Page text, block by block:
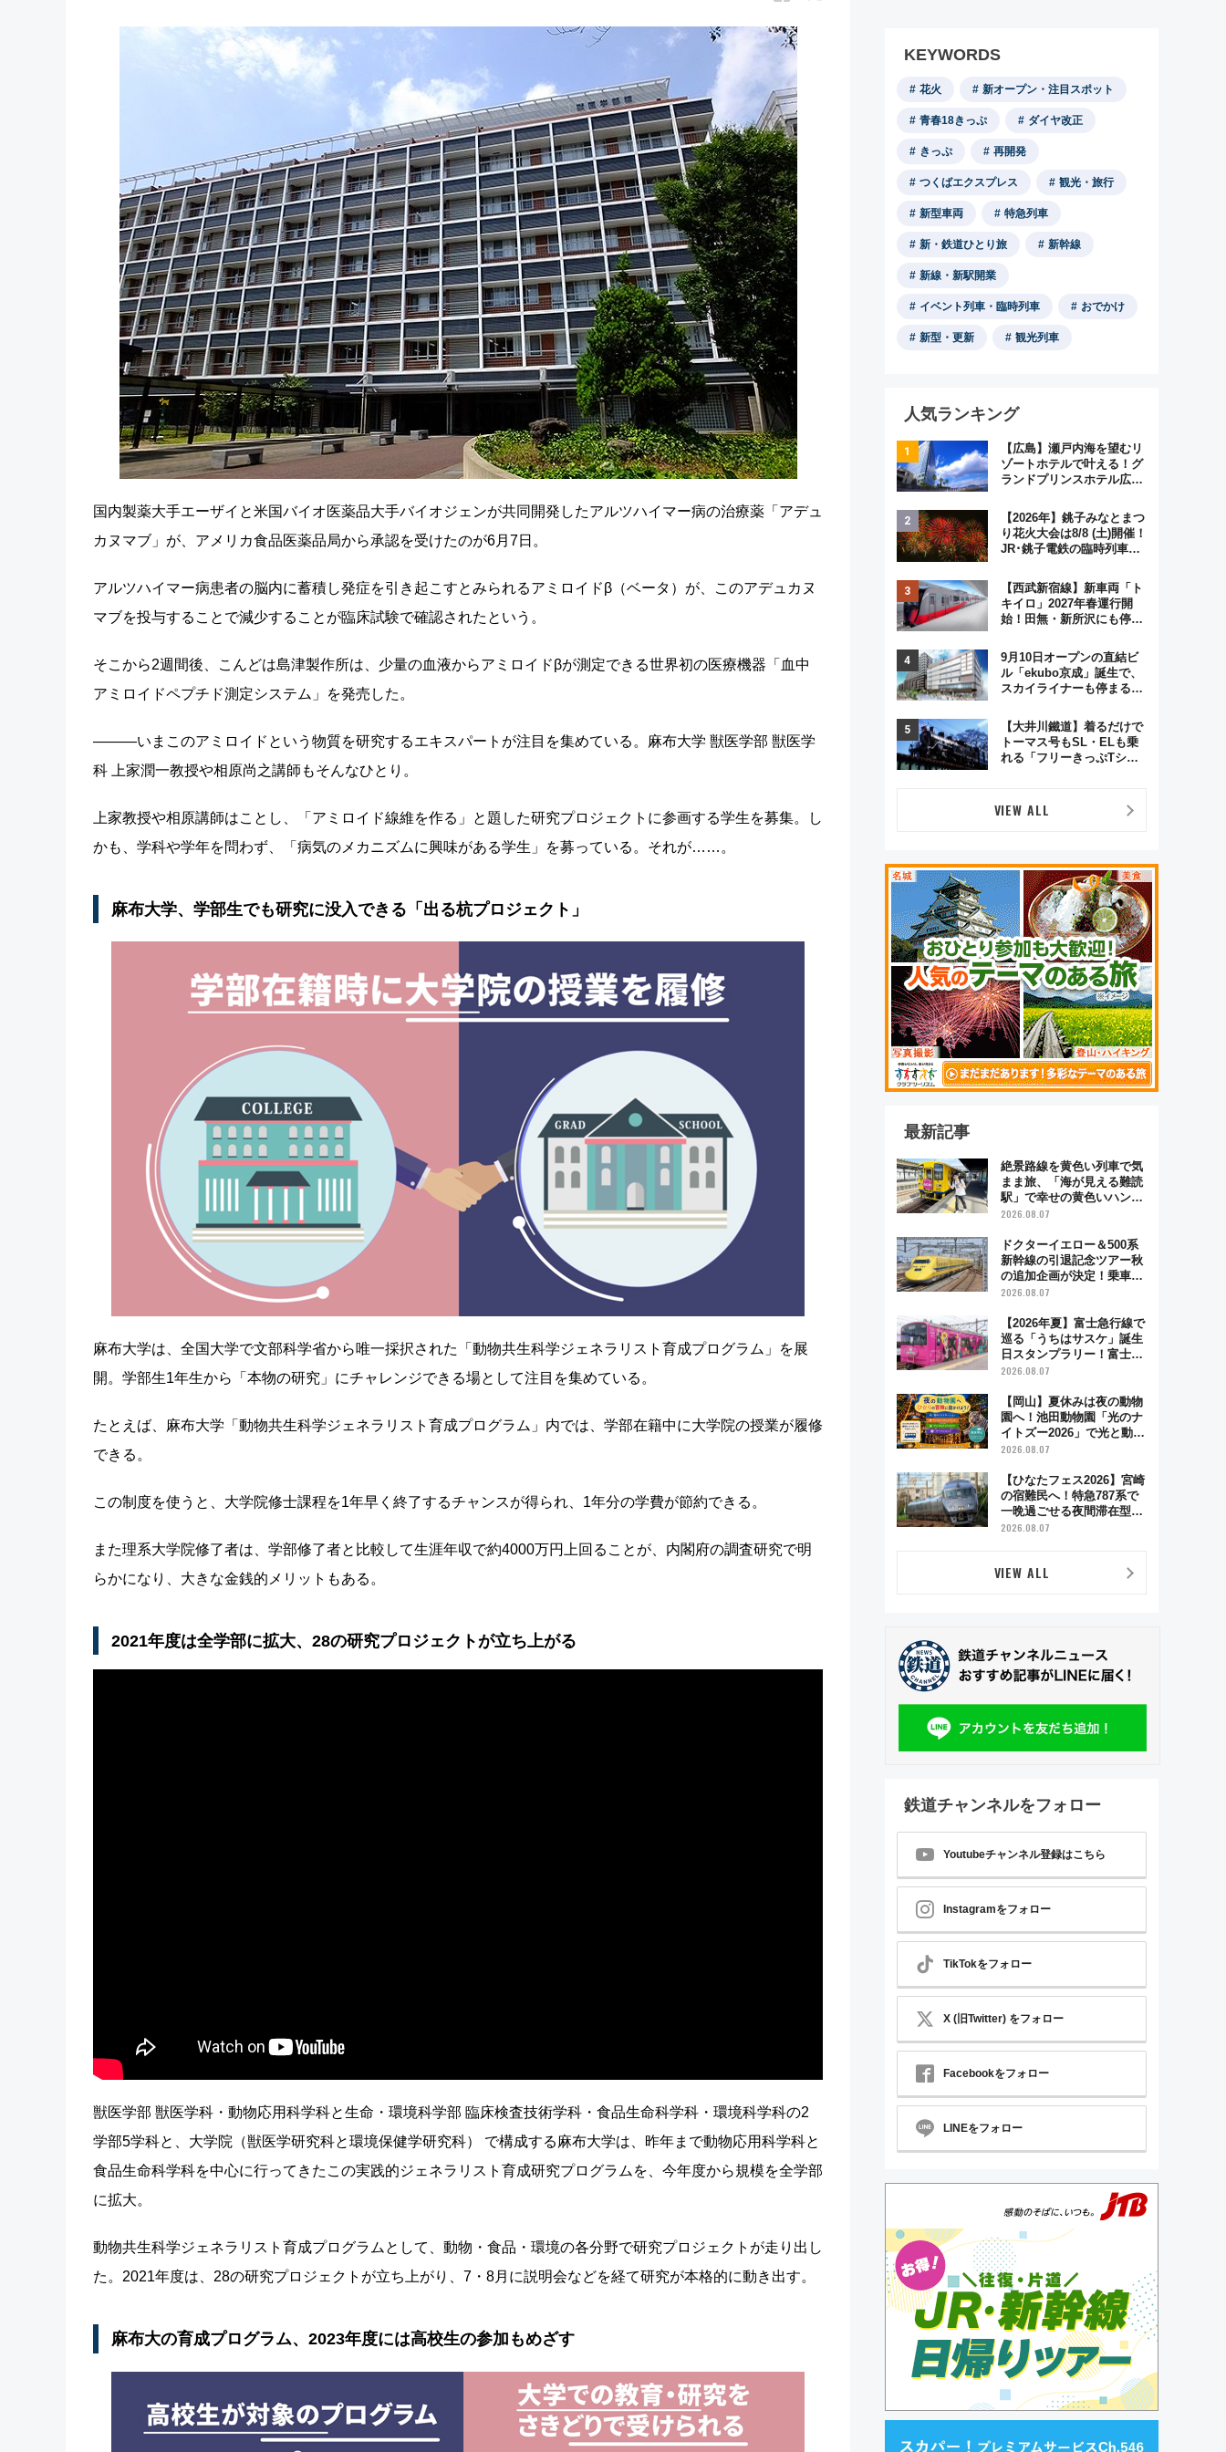
国内製薬大手エーザイと米国バイオ医薬品大手バイオジェンが共同開発したアルツハイマー病の治療薬「アデュ
カヌマブ」が、アメリカ食品医薬品局から承認を受けたのが6月7日。
アルツハイマー病患者の脳内に蓄積し発症を引き起こすとみられるアミロイドβ（ベータ）が、このアデュカヌ
マブを投与することで減少することが臨床試験で確認されたという。
そこから2週間後、こんどは島津製作所は、少量の血液からアミロイドβが測定できる世界初の医療機器「血中
アミロイドペプチド測定システム」を発売した。
―――いまこのアミロイドという物質を研究するエキスパートが注目を集めている。麻布大学 獣医学部 獣医学
科 上家潤一教授や相原尚之講師もそんなひとり。
上家教授や相原講師はことし、「アミロイド線維を作る」と題した研究プロジェクトに参画する学生を募集。し
かも、学科や学年を問わず、「病気のメカニズムに興味がある学生」を募っている。それが……。
麻布大学、学部生でも研究に没入できる「出る杭プロジェクト」
麻布大学は、全国大学で文部科学省から唯一採択された「動物共生科学ジェネラリスト育成プログラム」を展
開。学部生1年生から「本物の研究」にチャレンジできる場として注目を集めている。
たとえば、麻布大学「動物共生科学ジェネラリスト育成プログラム」内では、学部在籍中に大学院の授業が履修
できる。
この制度を使うと、大学院修士課程を1年早く終了するチャンスが得られ、1年分の学費が節約できる。
また理系大学院修了者は、学部修了者と比較して生涯年収で約4000万円上回ることが、内閣府の調査研究で明
らかになり、大きな金銭的メリットもある。
2021年度は全学部に拡大、28の研究プロジェクトが立ち上がる
獣医学部 獣医学科・動物応用科学科と生命・環境科学部 臨床検査技術学科・食品生命科学科・環境科学科の2
学部5学科と、大学院（獣医学研究科と環境保健学研究科） で構成する麻布大学は、昨年まで動物応用科学科と
食品生命科学科を中心に行ってきたこの実践的ジェネラリスト育成研究プログラムを、今年度から規模を全学部
に拡大。
動物共生科学ジェネラリスト育成プログラムとして、動物・食品・環境の各分野で研究プロジェクトが走り出し
た。2021年度は、28の研究プロジェクトが立ち上がり、7・8月に説明会などを経て研究が本格的に動き出す。
麻布大の育成プログラム、2023年度には高校生の参加もめざす
KEYWORDS
花火 新オープン・注目スポット
青春18きっぷ ダイヤ改正
きっぷ 再開発
つくばエクスプレス 観光・旅行
新型車両 特急列車
新・鉄道ひとり旅 新幹線
新線・新駅開業
イベント列車・臨時列車 おでかけ
新型・更新 観光列車
人気ランキング
【広島】瀬戸内海を望むリ
ゾートホテルで叶える！グ
ランドプリンスホテル広島
ジュアルパーティープラン
【2026年】銚子みなとまつ
り花火大会は8/8 (土)開催！
JR･銚子電鉄の臨時列車や
く8,000発の大迫力＆屋台
を満喫
【西武新宿線】新車両「ト
キイロ」2027年春運行開
始！田無・新所沢にも停
弾」も
9月10日オープンの直結ビ
ル「ekubo京成」誕生で、
スカイライナーも停まる巨
変わる？ 全テナント情報も
公開！
【大井川鐵道】着るだけで
トーマス号もSL・ELも乗
れる「フリーきっぷTシャ
VIEW ALL
最新記事
絶景路線を黄色い列車で気
まま旅、「海が見える難読
駅」で幸せの黄色いハンカ
チに願いを 「新・鉄道ひ
「島原鉄道」
2026.08.07
ドクターイエロー＆500系
新幹線の引退記念ツアー秋
の追加企画が決定！乗車体
験やグッズ・ホテル情報ま
2026.08.07
【2026年夏】富士急行線で
巡る「うちはサスケ」誕生
日スタンプラリー！富士急
ハイランド限定グルメ＆グ
2026.08.07
【岡山】夏休みは夜の動物
園へ！池田動物園「光のナ
イトズー2026」で光と動物
が彩る特別な夜
2026.08.07
【ひなたフェス2026】宮崎
の宿難民へ！特急787系で
一晩過ごせる夜間滞在型イ
ベント「スワローおひさ
2026.08.07
VIEW ALL
鉄道チャンネルをフォロー
Youtubeチャンネル登録はこちら
Instagramをフォロー
TikTokをフォロー
X (旧Twitter) をフォロー
Facebookをフォロー
LINEをフォロー